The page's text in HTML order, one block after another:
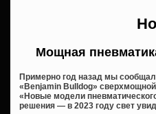
Мощная
Примерно год назад мы
«Benjamin Bulldog»
«Новые модели
решения — в 2023 году свет